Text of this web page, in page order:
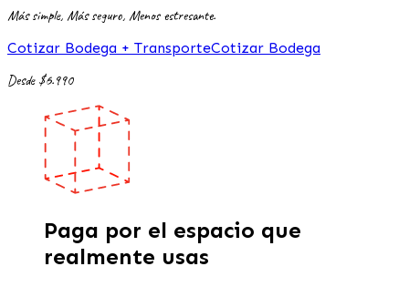
Más simple, Más seguro, Menos estresante.
Cotizar Bodega + TransporteCotizar Bodega
Desde $6.990
Paga por el espacio que
realmente usas